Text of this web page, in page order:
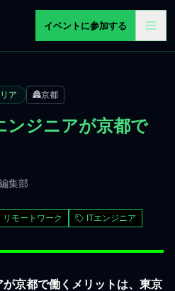
イベントに参加する
ア 🏯京都
ンジニアが京都で
集部
リモートワーク ITエンジニア
京都で働くメリットは、東京